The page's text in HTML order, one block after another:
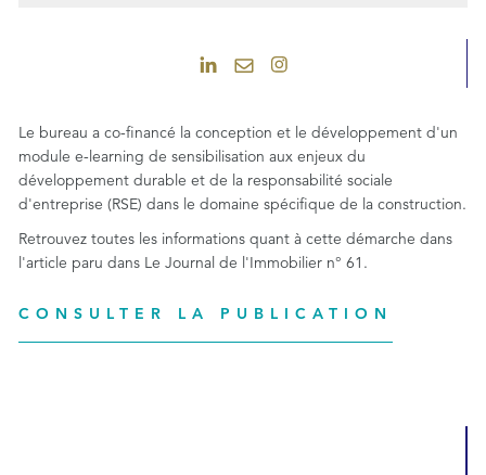
Le bureau a co-financé la conception et le développement d'un
module e-learning de sensibilisation aux enjeux du
développement durable et de la responsabilité sociale
d'entreprise (RSE) dans le domaine spécifique de la construction.
Retrouvez toutes les informations quant à cette démarche dans
l'article paru dans Le Journal de l'Immobilier n° 61.
CONSULTER LA PUBLICATION